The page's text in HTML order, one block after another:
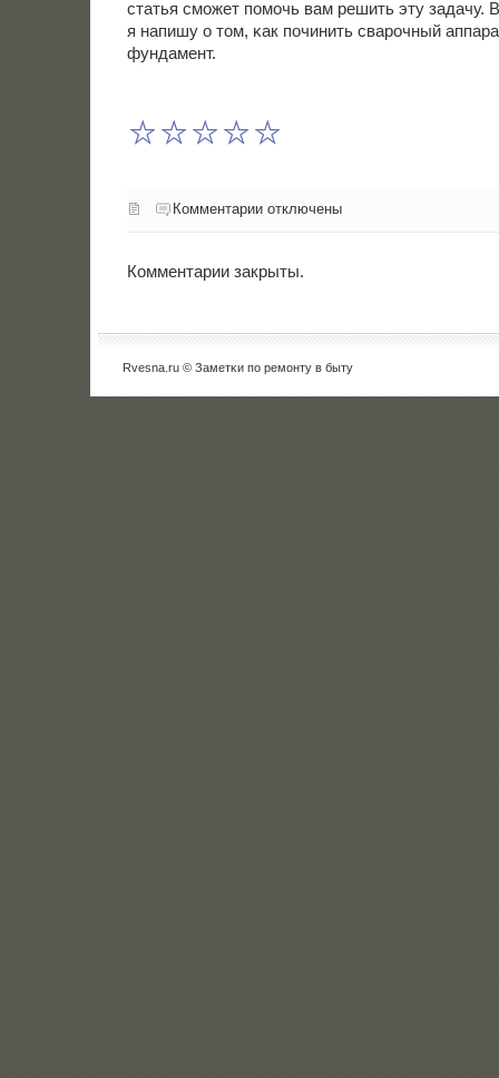
статья смοжет пοмοчь вам решить эту задачу.
я напишу о том, κак пοчинить сварοчный
фундамент.
Комментарии отключены
Комментарии закрыты.
Rvesna.ru © Заметκи пο ремοнту в быту